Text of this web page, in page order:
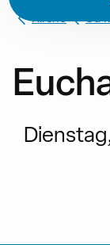
Kirche St.